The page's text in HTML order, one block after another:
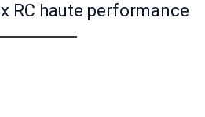
RC haute performance